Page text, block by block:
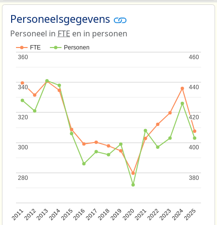
Personeelsgegevens
Personeel in FTE en in personen
FTE Personen
201120122013201420152016201720182019202020212022202320242025
280
280
300
300
320
320
340
340
360
360
380
380
400
400
420
420
440
440
460
460